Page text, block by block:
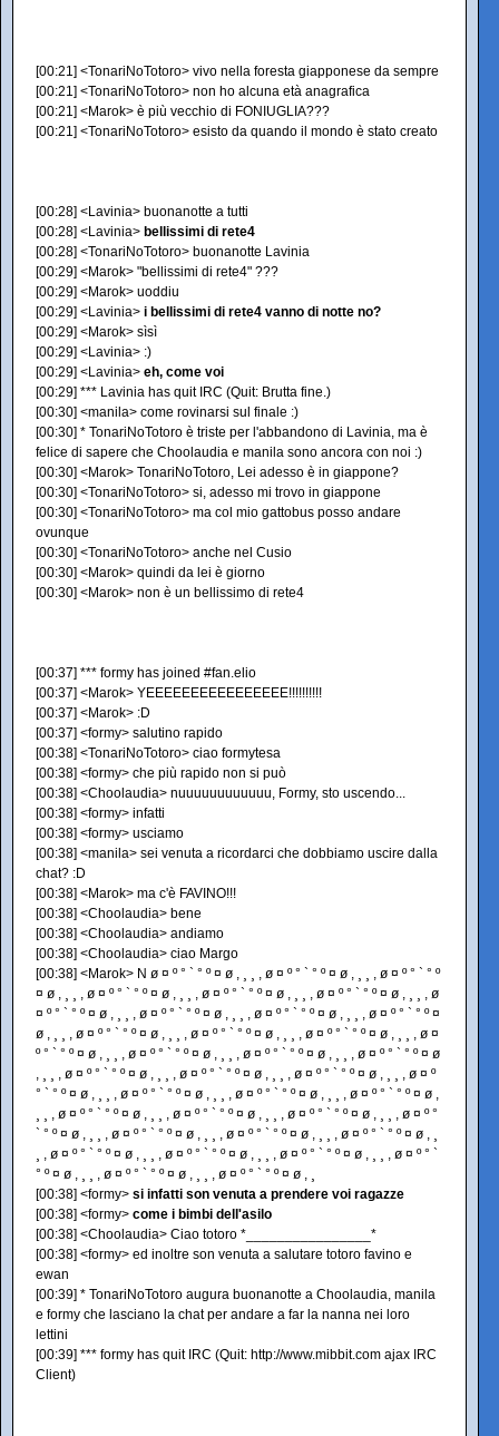
[00:21] <TonariNoTotoro> vivo nella foresta giapponese da sempre
[00:21] <TonariNoTotoro> non ho alcuna età anagrafica
[00:21] <Marok> è più vecchio di FONIUGLIA???
[00:21] <TonariNoTotoro> esisto da quando il mondo è stato creato
[00:28] <Lavinia> buonanotte a tutti
[00:28] <Lavinia> bellissimi di rete4
[00:28] <TonariNoTotoro> buonanotte Lavinia
[00:29] <Marok> "bellissimi di rete4" ???
[00:29] <Marok> uoddiu
[00:29] <Lavinia> i bellissimi di rete4 vanno di notte no?
[00:29] <Marok> sìsì
[00:29] <Lavinia> :)
[00:29] <Lavinia> eh, come voi
[00:29] *** Lavinia has quit IRC (Quit: Brutta fine.)
[00:30] <manila> come rovinarsi sul finale :)
[00:30] * TonariNoTotoro è triste per l'abbandono di Lavinia, ma è
felice di sapere che Choolaudia e manila sono ancora con noi :)
[00:30] <Marok> TonariNoTotoro, Lei adesso è in giappone?
[00:30] <TonariNoTotoro> si, adesso mi trovo in giappone
[00:30] <TonariNoTotoro> ma col mio gattobus posso andare
ovunque
[00:30] <TonariNoTotoro> anche nel Cusio
[00:30] <Marok> quindi da lei è giorno
[00:30] <Marok> non è un bellissimo di rete4
[00:37] *** formy has joined #fan.elio
[00:37] <Marok> YEEEEEEEEEEEEEEEE!!!!!!!!!!
[00:37] <Marok> :D
[00:37] <formy> salutino rapido
[00:38] <TonariNoTotoro> ciao formytesa
[00:38] <formy> che più rapido non si può
[00:38] <Choolaudia> nuuuuuuuuuuuu, Formy, sto uscendo...
[00:38] <formy> infatti
[00:38] <formy> usciamo
[00:38] <manila> sei venuta a ricordarci che dobbiamo uscire dalla
chat? :D
[00:38] <Marok> ma c'è FAVINO!!!
[00:38] <Choolaudia> bene
[00:38] <Choolaudia> andiamo
[00:38] <Choolaudia> ciao Margo
[00:38] <Marok> N ø ¤ º ° ` ° º ¤ ø , ¸ ¸ , ø ¤ º ° ` ° º ¤ ø , ¸ ¸ , ø ¤ º ° ` ° º
¤ ø , ¸ ¸ , ø ¤ º ° ` ° º ¤ ø , ¸ ¸ , ø ¤ º ° ` ° º ¤ ø , ¸ ¸ , ø ¤ º ° ` ° º ¤ ø , ¸ ¸ , ø
¤ º ° ` ° º ¤ ø , ¸ ¸ , ø ¤ º ° ` ° º ¤ ø , ¸ ¸ , ø ¤ º ° ` ° º ¤ ø , ¸ ¸ , ø ¤ º ° ` ° º ¤
ø , ¸ ¸ , ø ¤ º ° ` ° º ¤ ø , ¸ ¸ , ø ¤ º ° ` ° º ¤ ø , ¸ ¸ , ø ¤ º ° ` ° º ¤ ø , ¸ ¸ , ø ¤
º ° ` ° º ¤ ø , ¸ ¸ , ø ¤ º ° ` ° º ¤ ø , ¸ ¸ , ø ¤ º ° ` ° º ¤ ø , ¸ ¸ , ø ¤ º ° ` ° º ¤ ø
, ¸ ¸ , ø ¤ º ° ` ° º ¤ ø , ¸ ¸ , ø ¤ º ° ` ° º ¤ ø , ¸ ¸ , ø ¤ º ° ` ° º ¤ ø , ¸ ¸ , ø ¤ º
° ` ° º ¤ ø , ¸ ¸ , ø ¤ º ° ` ° º ¤ ø , ¸ ¸ , ø ¤ º ° ` ° º ¤ ø , ¸ ¸ , ø ¤ º ° ` ° º ¤ ø ,
¸ ¸ , ø ¤ º ° ` ° º ¤ ø , ¸ ¸ , ø ¤ º ° ` ° º ¤ ø , ¸ ¸ , ø ¤ º ° ` ° º ¤ ø , ¸ ¸ , ø ¤ º °
` ° º ¤ ø , ¸ ¸ , ø ¤ º ° ` ° º ¤ ø , ¸ ¸ , ø ¤ º ° ` ° º ¤ ø , ¸ ¸ , ø ¤ º ° ` ° º ¤ ø , ¸
¸ , ø ¤ º ° ` ° º ¤ ø , ¸ ¸ , ø ¤ º ° ` ° º ¤ ø , ¸ ¸ , ø ¤ º ° ` ° º ¤ ø , ¸ ¸ , ø ¤ º ° `
° º ¤ ø , ¸ ¸ , ø ¤ º ° ` ° º ¤ ø , ¸ ¸ , ø ¤ º ° ` ° º ¤ ø , ¸
[00:38] <formy> si infatti son venuta a prendere voi ragazze
[00:38] <formy> come i bimbi dell'asilo
[00:38] <Choolaudia> Ciao totoro *________________*
[00:38] <formy> ed inoltre son venuta a salutare totoro favino e
ewan
[00:39] * TonariNoTotoro augura buonanotte a Choolaudia, manila
e formy che lasciano la chat per andare a far la nanna nei loro
lettini
[00:39] *** formy has quit IRC (Quit: http://www.mibbit.com ajax IRC
Client)